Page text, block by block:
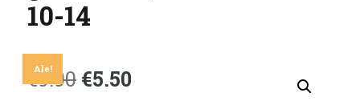
10-14
Ale!
€9.90 Alkuperäinen
€5.50